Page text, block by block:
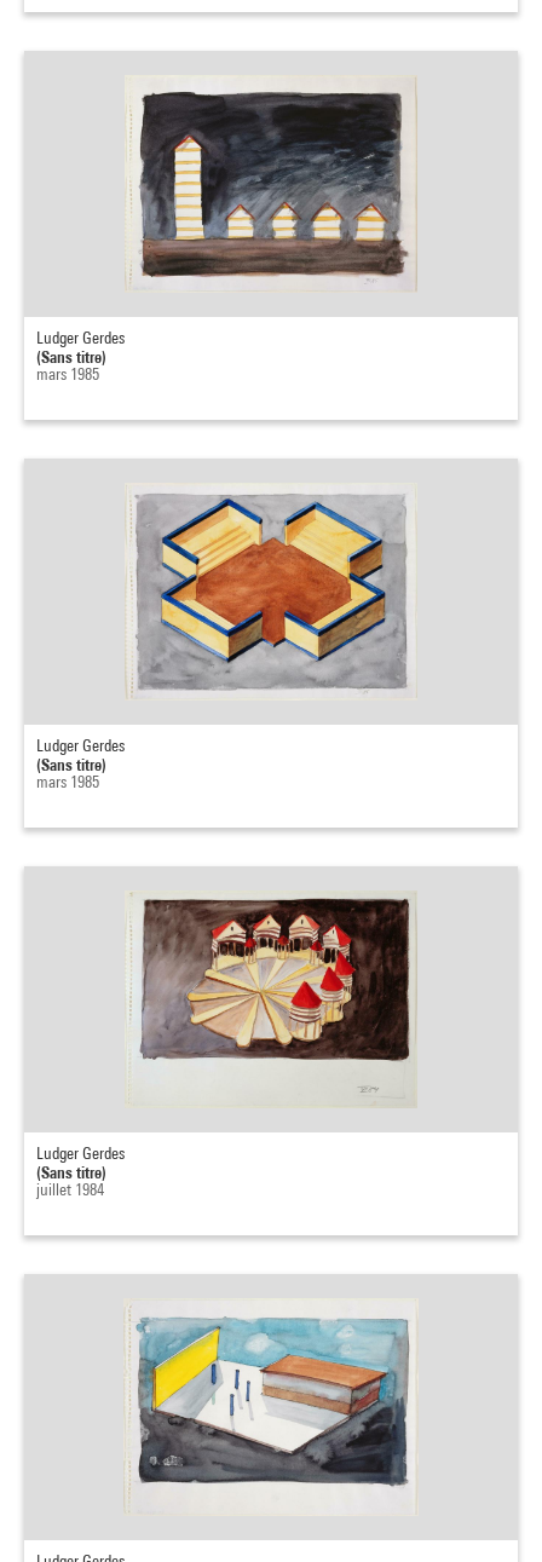
Ludger Gerdes
(Sans titre)
mars 1985
Ludger Gerdes
(Sans titre)
mars 1985
Ludger Gerdes
(Sans titre)
juillet 1984